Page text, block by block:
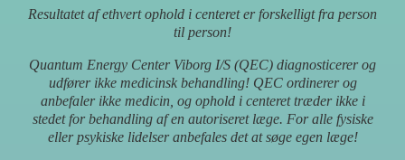
Resultatet af ethvert ophold i centeret er forskelligt fra person
til person!
Quantum Energy Center Viborg I/S (QEC) diagnosticerer og
udfører ikke medicinsk behandling! QEC ordinerer og
anbefaler ikke medicin, og ophold i centeret træder ikke i
stedet for behandling af en autoriseret læge. For alle fysiske
eller psykiske lidelser anbefales det at søge egen læge!